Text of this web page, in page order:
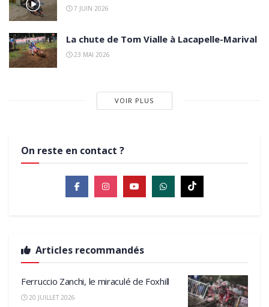
7 JUIN 2026
La chute de Tom Vialle à Lacapelle-Marival
23 MAI 2026
VOIR PLUS
On reste en contact ?
Articles recommandés
Ferruccio Zanchi, le miraculé de Foxhill
20 JUILLET 2026